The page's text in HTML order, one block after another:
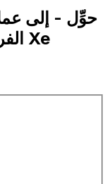
الفرنك اللوكسمبورغي | إكس إي Xe